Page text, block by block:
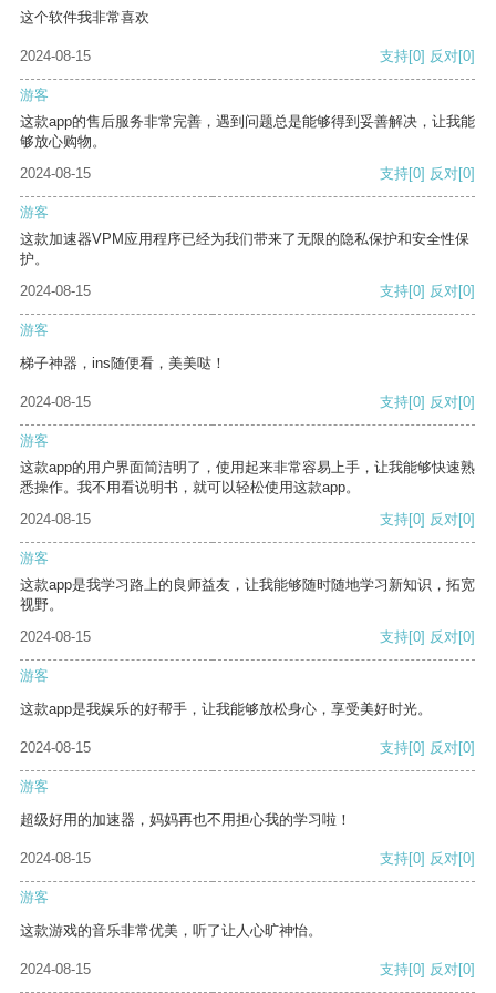
这个软件我非常喜欢
2024-08-15 支持[0] 反对[0]
游客
这款app的售后服务非常完善，遇到问题总是能够得到妥善解决，让我能
够放心购物。
2024-08-15
支持[0] 反对[0]
游客
这款加速器VPM应用程序已经为我们带来了无限的隐私保护和安全性保
护。
2024-08-15
支持[0] 反对[0]
游客
梯子神器，ins随便看，美美哒！
2024-08-15 支持[0] 反对[0]
游客
这款app的用户界面简洁明了，使用起来非常容易上手，让我能够快速熟
悉操作。我不用看说明书，就可以轻松使用这款app。
2024-08-15
支持[0] 反对[0]
游客
这款app是我学习路上的良师益友，让我能够随时随地学习新知识，拓宽
视野。
2024-08-15
支持[0] 反对[0]
游客
这款app是我娱乐的好帮手，让我能够放松身心，享受美好时光。
2024-08-15 支持[0] 反对[0]
游客
超级好用的加速器，妈妈再也不用担心我的学习啦！
2024-08-15 支持[0] 反对[0]
游客
这款游戏的音乐非常优美，听了让人心旷神怡。
2024-08-15 支持[0] 反对[0]